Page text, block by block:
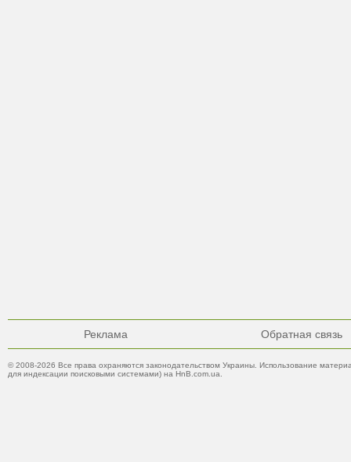
Реклама Обратная связь
© 2008-2026 Все права охраняются законодательством Украины. Использование
для индексации поисковыми системами) на HnB.com.ua.